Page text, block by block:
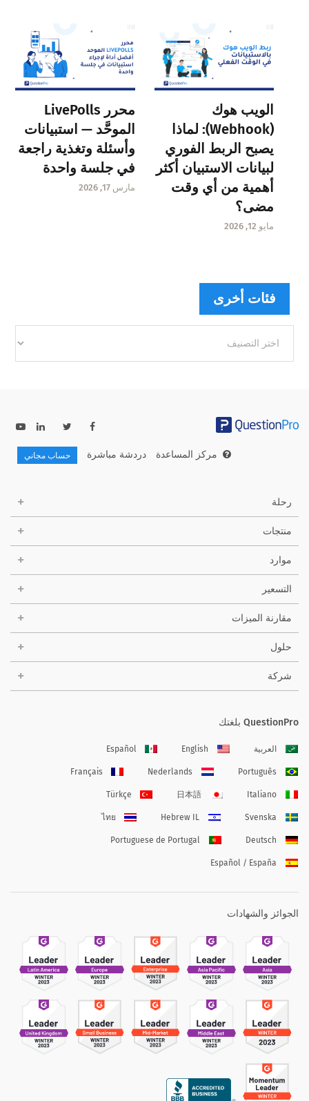
الويب هوك
(Webhook): لماذا
يصبح الربط الفوري
لبيانات الاستبيان أكثر
أهمية من أي وقت
مضى؟
مايو 12, 2026
محرر LivePolls
الموحَّد — استبيانات
وأسئلة وتغذية راجعة
في جلسة واحدة
مارس 17, 2026
فئات أخرى
أخرى
مركز المساعدة دردشة مباشرة حساب مجاني
رحلة
منتجات
موارد
التسعير
مقارنة الميزات
حلول
شركة
QuestionPro بلغتك
العربية English
Español
Português
Nederlands
Français
Italiano
日本語
Türkçe
Svenska
Hebrew IL
ไทย
Deutsch
Portuguese de Portugal
Español / España
الجوائز والشهادات